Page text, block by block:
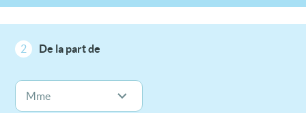
2 De la part de